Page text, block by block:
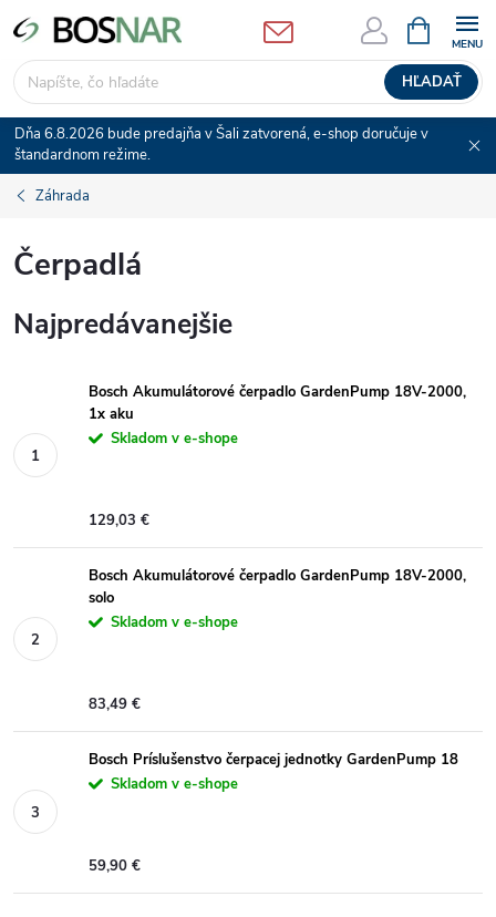
Prejsť
na
obsah
HĽADAŤ
KOŠÍK
Dňa 6.8.2026 bude predajňa v Šali zatvorená, e-shop doručuje v
štandardnom režime.
Záhrada
Čerpadlá
Najpredávanejšie
Bosch Akumulátorové čerpadlo GardenPump 18V-2000,
1x aku
Skladom v e-shope
129,03 €
Bosch Akumulátorové čerpadlo GardenPump 18V-2000,
solo
Skladom v e-shope
83,49 €
Bosch Príslušenstvo čerpacej jednotky GardenPump 18
Skladom v e-shope
59,90 €